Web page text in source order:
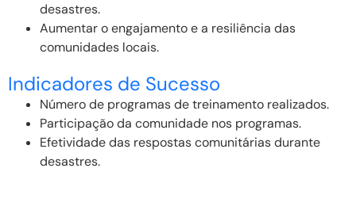
desastres.
Aumentar o engajamento e a resiliência das
comunidades locais.
Indicadores de Sucesso
Número de programas de treinamento realizados.
Participação da comunidade nos programas.
Efetividade das respostas comunitárias durante
desastres.